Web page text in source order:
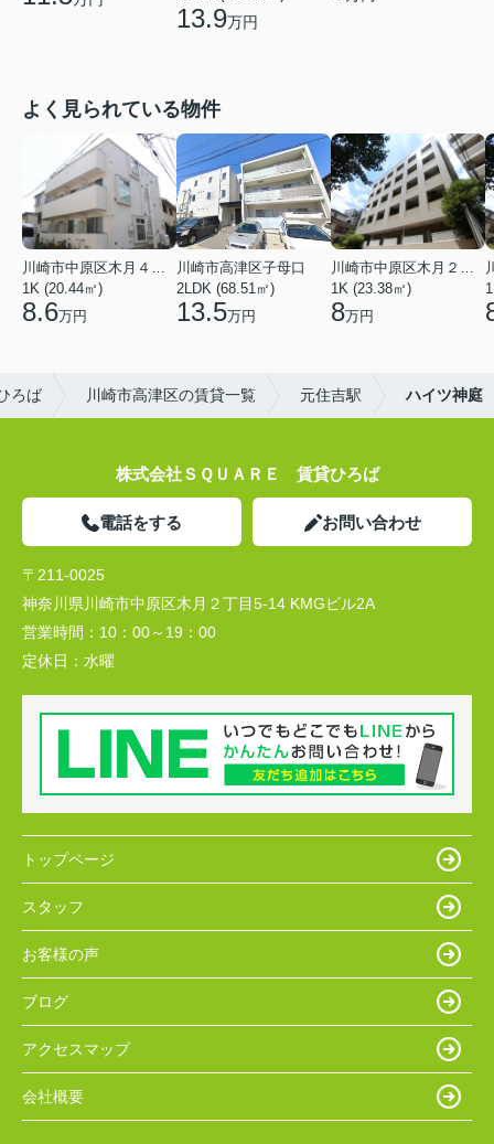
13.9万円
よく見られている物件
川崎市中原区木月４丁目
1K (20.44㎡)
8.6万円
川崎市高津区子母口
2LDK (68.51㎡)
13.5万円
川崎市中原区木月２丁目
1K (23.38㎡)
8万円
ろば 川崎市高津区の賃貸一覧 元住吉駅 ハイツ神庭
株式会社ＳＱＵＡＲＥ 賃貸ひろば
電話をする お問い合わせ
〒211-0025
神奈川県川崎市中原区木月２丁目5-14 KMGビル2A
営業時間： 10：00～19：00
定休日： 水曜
トップページ
スタッフ
お客様の声
ブログ
アクセスマップ
会社概要